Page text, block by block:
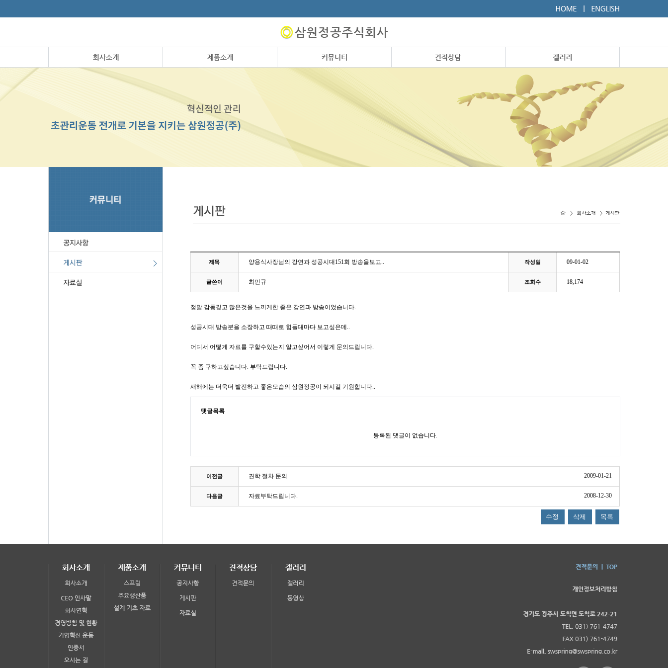
제목 양용식사장님의 강연과 성공시대151회 방송을보고.. 작성일 09-01-02
글쓴이 최민규 조회수 18,174
정말 감동깊고 많은것을 느끼게한 좋은 강연과 방송이었습니다.
성공시대 방송분을 소장하고 때때로 힘들대마다 보고싶은데..
어디서 어떻게 자료를 구할수있는지 알고싶어서 이렇게 문의드립니다.
꼭 좀 구하고싶습니다. 부탁드립니다.
새해에는 더욱더 발전하고 좋은모습의 삼원정공이 되시길 기원합니다..
댓글목록
등록된 댓글이 없습니다.
이전글 견학 절차 문의 2009-01-21
다음글 자료부탁드립니다. 2008-12-30
수정 삭제 목록